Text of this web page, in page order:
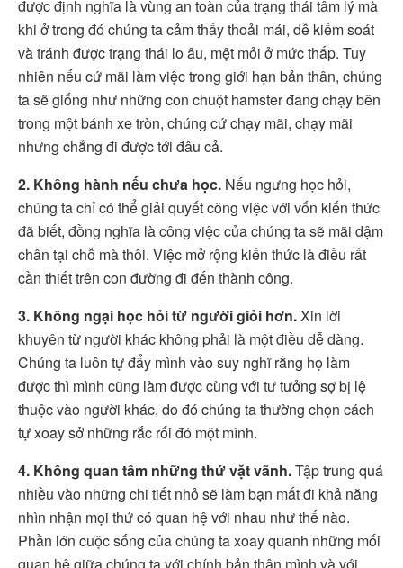
được định nghĩa là vùng an toàn của trạng thái tâm lý mà
khi ở trong đó chúng ta cảm thấy thoải mái, dễ kiếm soát
và tránh được trạng thái lo âu, mệt mỏi ở mức thấp. Tuy
nhiên nếu cứ mãi làm việc trong giới hạn bản thân, chúng
ta sẽ giống như những con chuột hamster đang chạy bên
trong một bánh xe tròn, chúng cứ chạy mãi, chạy mãi
nhưng chẳng đi được tới đâu cả.
2. Không hành nếu chưa học. Nếu ngưng học hỏi,
chúng ta chỉ có thể giải quyết công việc với vốn kiến thức
đã biết, đồng nghĩa là công việc của chúng ta sẽ mãi dậm
chân tại chỗ mà thôi. Việc mở rộng kiến thức là điều rất
cần thiết trên con đường đi đến thành công.
3. Không ngại học hỏi từ người giỏi hơn.Xin lời
khuyên từ người khác không phải là một điều dễ dàng.
Chúng ta luôn tự đẩy mình vào suy nghĩ rằng họ làm
được thì mình cũng làm được cùng với tư tưởng sợ bị lệ
thuộc vào người khác, do đó chúng ta thường chọn cách
tự xoay sở những rắc rối đó một mình.
4. Không quan tâm những thứ vặt vãnh.Tập trung quá
nhiều vào những chi tiết nhỏ sẽ làm bạn mất đi khả năng
nhìn nhận mọi thứ có quan hệ với nhau như thế nào.
Phần lớn cuộc sống của chúng ta xoay quanh những mối